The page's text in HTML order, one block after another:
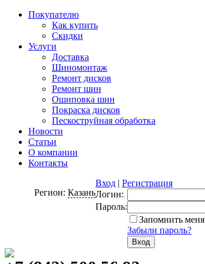
Покупателю
Как купить
Скидки
Услуги
Доставка
Шиномонтаж
Ремонт дисков
Ремонт шин
Ошиповка шин
Покраска дисков
Пескоструйная обработка
Новости
Статьи
О компании
Контакты
Регион: Казань
Вход | Регистрация
Логин:
Пароль:
Запомнить меня
Забыли пароль?